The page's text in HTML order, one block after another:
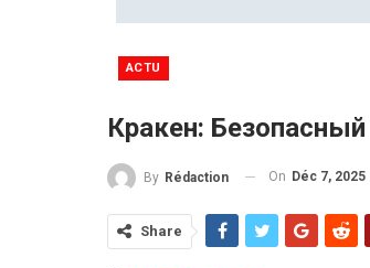
ACTU
Кракен:
By Rédaction On Déc 7, 2025
Share